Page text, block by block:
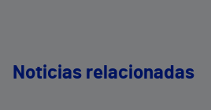
Noticias relacionadas